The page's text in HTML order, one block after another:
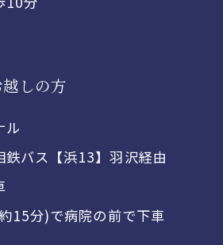
しの方
ル
バス【浜13】羽沢経由
15分)で病院の前で下車